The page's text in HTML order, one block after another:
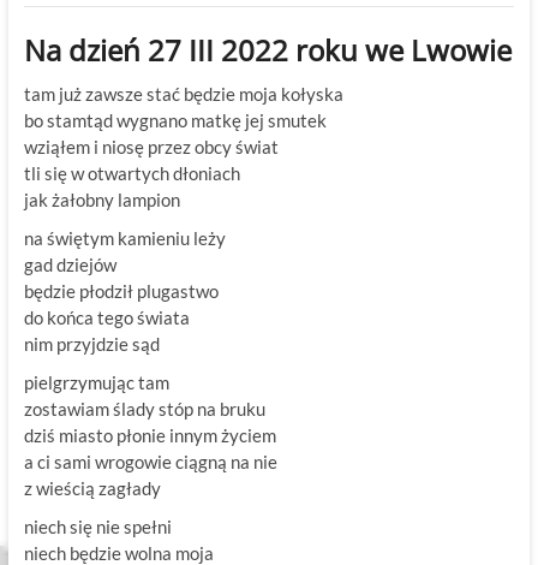
Na dzień 27 III 2022 roku we Lwowie
tam już zawsze stać będzie moja kołyska
bo stamtąd wygnano matkę jej smutek
wziąłem i niosę przez obcy świat
tli się w otwartych dłoniach
jak żałobny lampion
na świętym kamieniu leży
gad dziejów
będzie płodził plugastwo
do końca tego świata
nim przyjdzie sąd
pielgrzymując tam
zostawiam ślady stóp na bruku
dziś miasto płonie innym życiem
a ci sami wrogowie ciągną na nie
z wieścią zagłady
niech się nie spełni
niech będzie wolna moja